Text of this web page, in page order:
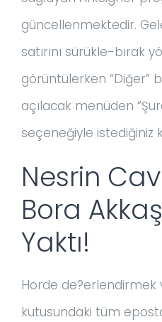
güncellenmektedir.
satırını sürükle-bırak
görüntülerken “Diğer”
açılacak menüden
seçeneğiyle istediğiniz
Nesrin
Bora
Yaktı!
Horde de?erlendirmek
kutusundaki tüm